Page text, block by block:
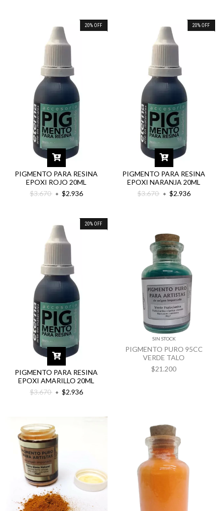
20% OFF
PIGMENTO PARA RESINA
EPOXI ROJO 20ML
$3.670
$2.936
20% OFF
PIGMENTO PARA RESINA
EPOXI NARANJA 20ML
$3.670
$2.936
20% OFF
PIGMENTO PARA RESINA
EPOXI AMARILLO 20ML
$3.670
$2.936
SIN STOCK
PIGMENTO PURO 95CC
VERDE TALO
$21.200